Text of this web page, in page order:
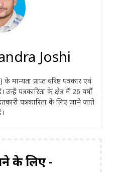
Joshi
मान्यता प्राप्त वरिष्ठ पत्रकार एवं
पत्रकारिता के क्षेत्र में 26 वर्षों
पत्रकारिता के लिए जाने जाते
के लिए -